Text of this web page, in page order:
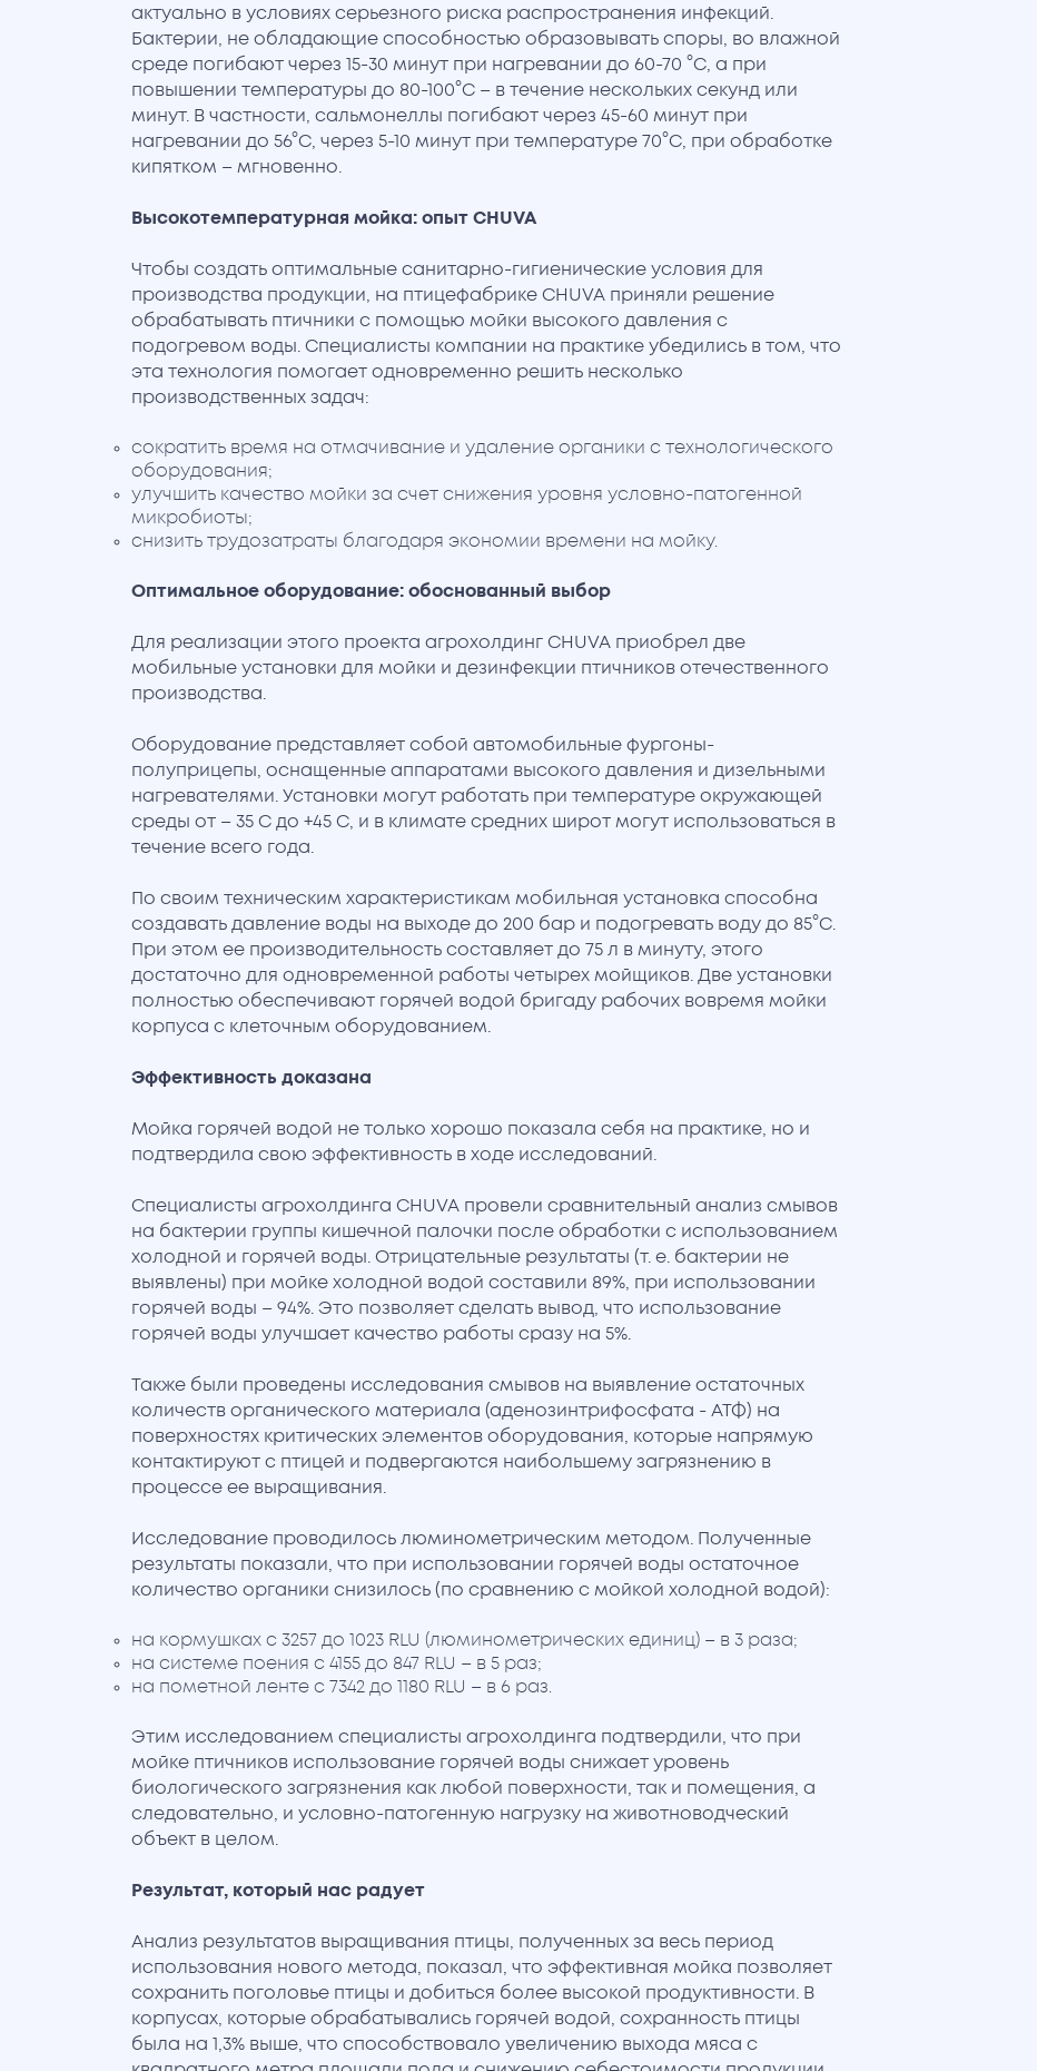
актуально в условиях серьезного риска распространения инфекций.
Бактерии, не обладающие способностью образовывать споры, во влажной
среде погибают через 15-30 минут при нагревании до 60-70 °С, а при
повышении температуры до 80-100°С – в течение нескольких секунд или
минут. В частности, сальмонеллы погибают через 45-60 минут при
нагревании до 56°С, через 5-10 минут при температуре 70°С, при обработке
кипятком – мгновенно.
Высокотемпературная мойка: опыт CHUVA
Чтобы создать оптимальные санитарно-гигиенические условия для
производства продукции, на птицефабрике CHUVA приняли решение
обрабатывать птичники с помощью мойки высокого давления с
подогревом воды. Специалисты компании на практике убедились в том, что
эта технология помогает одновременно решить несколько
производственных задач:
сократить время на отмачивание и удаление органики с технологического
оборудования;
улучшить качество мойки за счет снижения уровня условно-патогенной
микробиоты;
снизить трудозатраты благодаря экономии времени на мойку.
Оптимальное оборудование: обоснованный выбор
Для реализации этого проекта агрохолдинг CHUVA приобрел две
мобильные установки для мойки и дезинфекции птичников отечественного
производства.
Оборудование представляет собой автомобильные фургоны-
полуприцепы, оснащенные аппаратами высокого давления и дизельными
нагревателями. Установки могут работать при температуре окружающей
среды от – 35 С до +45 С, и в климате средних широт могут использоваться в
течение всего года.
По своим техническим характеристикам мобильная установка способна
создавать давление воды на выходе до 200 бар и подогревать воду до 85°С.
При этом ее производительность составляет до 75 л в минуту, этого
достаточно для одновременной работы четырех мойщиков. Две установки
полностью обеспечивают горячей водой бригаду рабочих вовремя мойки
корпуса с клеточным оборудованием.
Эффективность доказана
Мойка горячей водой не только хорошо показала себя на практике, но и
подтвердила свою эффективность в ходе исследований.
Специалисты агрохолдинга CHUVA провели сравнительный анализ смывов
на бактерии группы кишечной палочки после обработки с использованием
холодной и горячей воды. Отрицательные результаты (т. е. бактерии не
выявлены) при мойке холодной водой составили 89%, при использовании
горячей воды – 94%. Это позволяет сделать вывод, что использование
горячей воды улучшает качество работы сразу на 5%.
Также были проведены исследования смывов на выявление остаточных
количеств органического материала (аденозинтрифосфата - АТФ) на
поверхностях критических элементов оборудования, которые напрямую
контактируют с птицей и подвергаются наибольшему загрязнению в
процессе ее выращивания.
Исследование проводилось люминометрическим методом. Полученные
результаты показали, что при использовании горячей воды остаточное
количество органики снизилось (по сравнению с мойкой холодной водой):
на кормушках с 3257 до 1023 RLU (люминометрических единиц) – в 3 раза;
на системе поения с 4155 до 847 RLU – в 5 раз;
на пометной ленте с 7342 до 1180 RLU – в 6 раз.
Этим исследованием специалисты агрохолдинга подтвердили, что при
мойке птичников использование горячей воды снижает уровень
биологического загрязнения как любой поверхности, так и помещения, а
следовательно, и условно-патогенную нагрузку на животноводческий
объект в целом.
Результат, который нас радует
Анализ результатов выращивания птицы, полученных за весь период
использования нового метода, показал, что эффективная мойка позволяет
сохранить поголовье птицы и добиться более высокой продуктивности. В
корпусах, которые обрабатывались горячей водой, сохранность птицы
была на 1,3% выше, что способствовало увеличению выхода мяса с